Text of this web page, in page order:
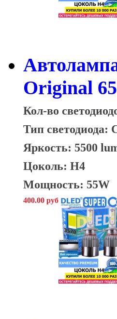
Original
Кол-во
Тип светодиода:
Яркость: 5500
Цоколь: H4
Мощность: 55W
400.00 руб